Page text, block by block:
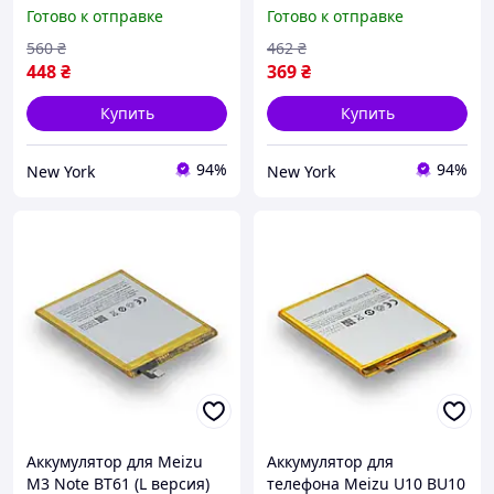
аккумуляторная батарея
Li-pol 3000 мАч AAAA no
LOGO newyork
Готово к отправке
448₴
560 ₴
Купить
New York 94%
аккумуляторная батарея
Li-pol 3050 мАч AAAA
newyork
Готово к отправке
369₴
462 ₴
Купить
New York 94%
Аккумулятор для Meizu
M3 Note BT61 (L версия)
Аккумулятор для
телефона Meizu U10 BU10